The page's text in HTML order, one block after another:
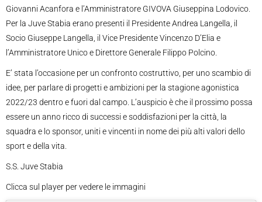
Giovanni Acanfora e l’Amministratore GIVOVA Giuseppina Lodovico.
Per la Juve Stabia erano presenti il Presidente Andrea Langella, il
Socio Giuseppe Langella, il Vice Presidente Vincenzo D’Elia e
l’Amministratore Unico e Direttore Generale Filippo Polcino.
E’ stata l’occasione per un confronto costruttivo, per uno scambio di
idee, per parlare di progetti e ambizioni per la stagione agonistica
2022/23 dentro e fuori dal campo. L’auspicio è che il prossimo possa
essere un anno ricco di successi e soddisfazioni per la città, la
squadra e lo sponsor, uniti e vincenti in nome dei più alti valori dello
sport e della vita.
S.S. Juve Stabia
Clicca sul player per vedere le immagini